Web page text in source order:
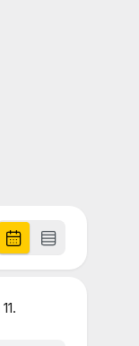
11.